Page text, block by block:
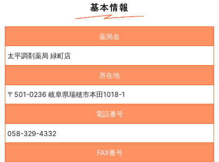
基本情報
薬局名
太平調剤薬局 緑町店
所在地
〒501-0236 岐阜県瑞穂市本田1018-1
電話番号
058-329-4332
FAX番号